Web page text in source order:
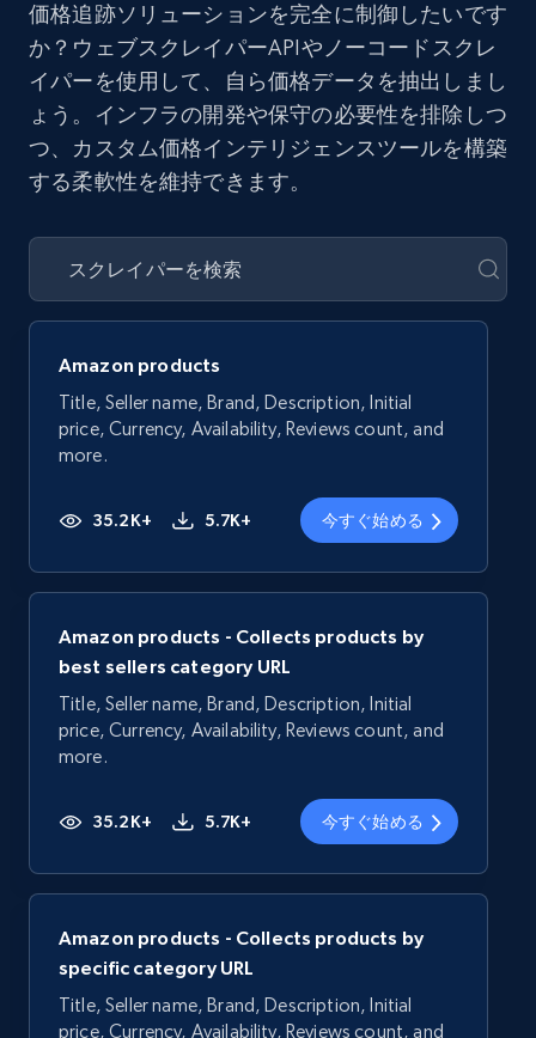
価格追跡ソリューションを完全に制御したいです
か？ウェブスクレイパーAPIやノーコードスクレ
イパーを使用して、自ら価格データを抽出しまし
ょう。インフラの開発や保守の必要性を排除しつ
つ、カスタム価格インテリジェンスツールを構築
する柔軟性を維持できます。
Amazon products
Title, Seller name, Brand, Description, Initial
price, Currency, Availability, Reviews count, and
more.
35.2K+ 5.7K+ 今すぐ始める
Amazon products - Collects products by
best sellers category URL
Title, Seller name, Brand, Description, Initial
price, Currency, Availability, Reviews count, and
more.
35.2K+ 5.7K+ 今すぐ始める
Amazon products - Collects products by
specific category URL
Title, Seller name, Brand, Description, Initial
price, Currency, Availability, Reviews count, and